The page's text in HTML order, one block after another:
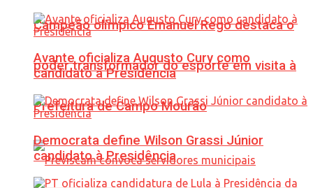
Campeão olímpico Emanuel Rego destaca o
poder transformador do esporte em visita à
Prefeitura de Campo Mourão
Avante oficializa Augusto Cury como
candidato à Presidência
Democrata define Wilson Grassi Júnior
candidato à Presidência